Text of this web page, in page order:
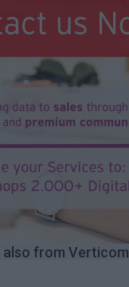
also from Verticom